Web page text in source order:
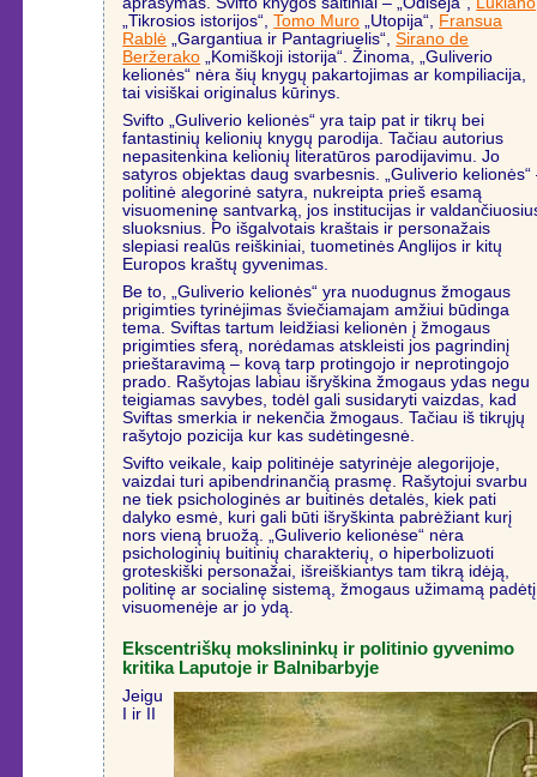
„Tikrosios istorijos“,Tomo Muro „Utopija“, Fransua
Rablė „Gargantiua ir Pantagriuelis“,Sirano de
Beržerako „Komiškoji istorija“. Žinoma, „Guliverio
kelionės“ nėra šių knygų pakartojimas ar kompiliacija,
tai visiškai originalus kūrinys.
Svifto „Guliverio kelionės“ yra taip pat ir tikrų bei
fantastinių kelionių knygų parodija. Tačiau autorius
nepasitenkina kelionių literatūros parodijavimu. Jo
satyros objektas daug svarbesnis. „Guliverio kelionės“
politinė alegorinė satyra, nukreipta prieš esamą
visuomeninę santvarką, jos institucijas ir
sluoksnius. Po išgalvotais kraštais ir personažais
slepiasi realūs reiškiniai, tuometinės Anglijos ir kitų
Europos kraštų gyvenimas.
Be to, „Guliverio kelionės“ yra nuodugnus žmogaus
prigimties tyrinėjimas šviečiamajam amžiui būdinga
tema. Sviftas tartum leidžiasi kelionėn į žmogaus
prigimties sferą, norėdamas atskleisti jos pagrindinį
prieštaravimą – kovą tarp protingojo ir neprotingojo
prado. Rašytojas labiau išryškina žmogaus ydas negu
teigiamas savybes, todėl gali susidaryti vaizdas, kad
Sviftas smerkia ir nekenčia žmogaus. Tačiau iš tikrųjų
rašytojo pozicija kur kas sudėtingesnė.
Svifto veikale, kaip politinėje satyrinėje alegorijoje,
vaizdai turi apibendrinančią prasmę. Rašytojui svarbu
ne tiek psichologinės ar buitinės detalės, kiek pati
dalyko esmė, kuri gali būti išryškinta pabrėžiant kurį
nors vieną bruožą. „Guliverio kelionėse“ nėra
psichologinių buitinių charakterių, o hiperbolizuoti
groteskiški personažai, išreiškiantys tam tikrą idėją,
politinę ar socialinę sistemą, žmogaus užimamą padėtį
visuomenėje ar jo ydą.
Ekscentriškų mokslininkų ir politinio gyvenimo
kritika Laputoje ir Balnibarbyje
Jeigu
I ir II